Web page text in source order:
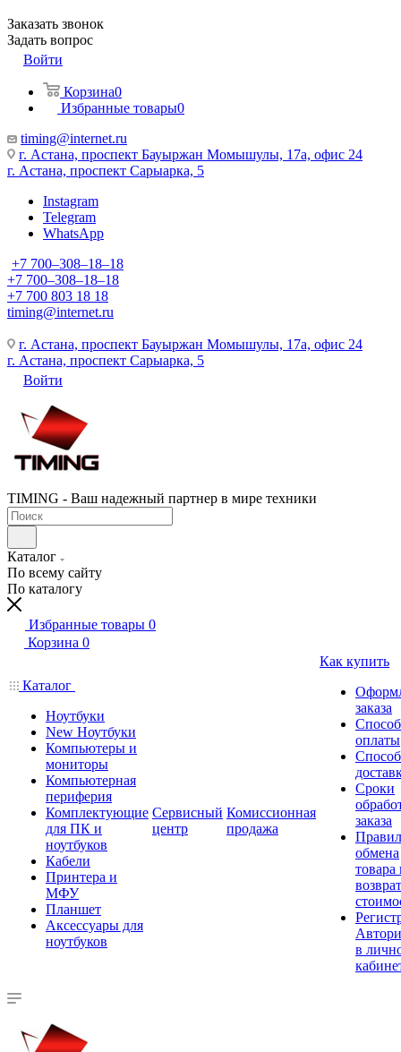
Заказать звонок
Задать вопрос
Войти
Корзина0
Избранные товары0
timing@internet.ru
г. Астана, проспект Бауыржан Момышулы, 17а, офис 24
г. Астана, проспект Сарыарка, 5
Instagram
Telegram
WhatsApp
+7 700‒308‒18‒18
+7 700‒308‒18‒18
+7 700 803 18 18
timing@internet.ru
г. Астана, проспект Бауыржан Момышулы, 17а, офис 24
г. Астана, проспект Сарыарка, 5
Войти
TIMING - Ваш надежный партнер в мире техники
Каталог
По всему сайту
По каталогу
Избранные товары 0
Корзина 0
Каталог
Ноутбуки
New Ноутбуки
Компьютеры и
мониторы
Компьютерная
периферия
Комплектующие
для ПК и
ноутбуков
Кабели
Принтера и
МФУ
Планшет
Аксессуары для
ноутбуков
Сервисный
центр
Комиссионная
продажа
Как купить
заказа
оплаты
Сроки
заказа
обмена
товара
в